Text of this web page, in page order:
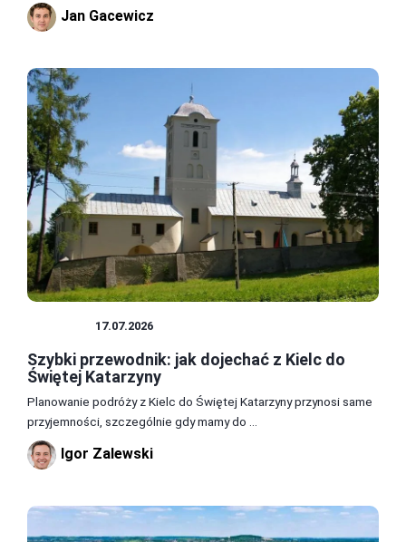
Jan Gacewicz
17.07.2026
Szybki przewodnik: jak dojechać z Kielc do
Świętej Katarzyny
Planowanie podróży z Kielc do Świętej Katarzyny przynosi same
przyjemności, szczególnie gdy mamy do ...
Igor Zalewski